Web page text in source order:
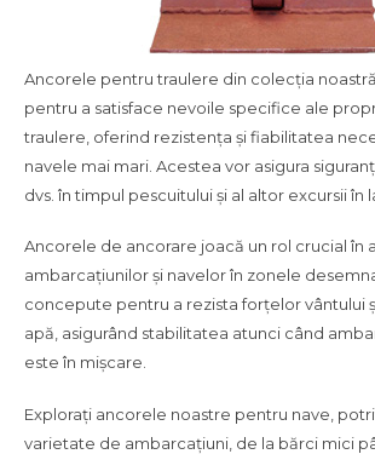
Ancorele pentru traulere din colecția
pentru a satisface nevoile specifice ale
traulere, oferind rezistența și fiabilitatea
navele mai mari. Acestea vor asigura
dvs. în timpul pescuitului și al altor excursii în
Ancorele de ancorare joacă un rol crucial în
ambarcațiunilor și navelor în zonele
concepute pentru a rezista forțelor vântului
apă, asigurând stabilitatea atunci când
este în mișcare.
Explorați ancorele noastre pentru nave,
varietate de ambarcațiuni, de la bărci mici